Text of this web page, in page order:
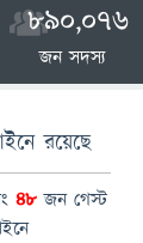
890,076
জন সদস্য
রয়েছে
48জন গেস্ট